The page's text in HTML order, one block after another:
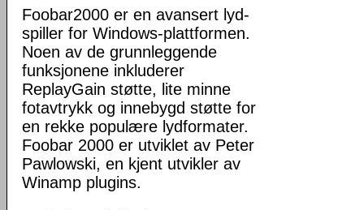
Foobar2000 er en avansert lyd-
spiller for Windows-plattformen.
Noen av de grunnleggende
funksjonene inkluderer
ReplayGain støtte, lite minne
fotavtrykk og innebygd støtte for
en rekke populære lydformater.
Foobar 2000 er utviklet av Peter
Pawlowski, en kjent utvikler av
Winamp plugins.